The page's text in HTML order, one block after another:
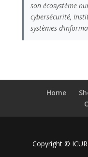
son écosystème
cybersécurité,
systèmes
Home
Copyright ©